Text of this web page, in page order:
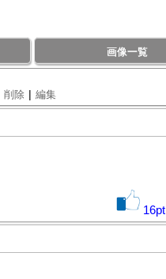
画像一覧
削除 | 編集
16pt